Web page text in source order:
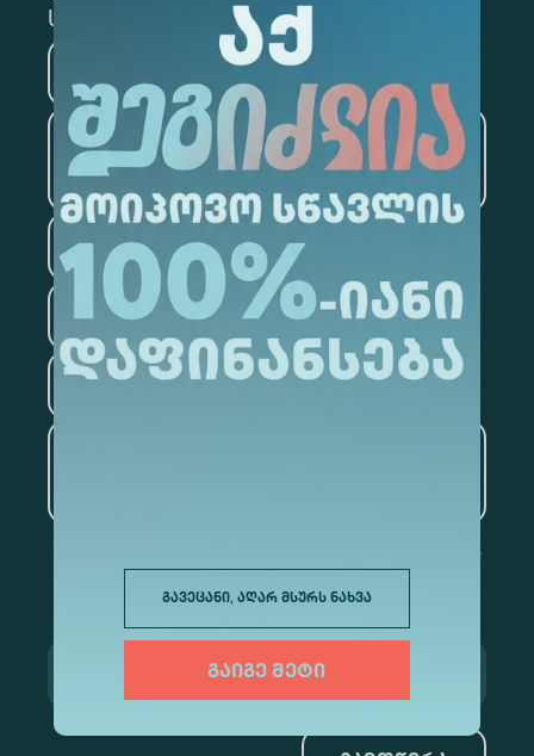
გავეცანი, აღარ მსურს ნახვა
გაიგე მეტი
სექცია
ბიზნესი
საინფორმაციო
ტექნოლოგიები
სამართალი
ფსიქოლოგია
ტურიზმი